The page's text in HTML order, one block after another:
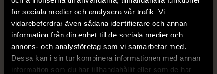
för sociala medier och analysera vår trafik. Vi
vidarebefordrar även sådana identifierare och annan
information från din enhet till de sociala medier och
annons- och analysföretag som vi samarbetar med.
Dessa kan i sin tur kombinera informationen med annan
information som du har tillhandahållit eller som de har
1/5
MISSONI
Missoni - Klänning -
Stickad - Grön - Premium
GIANFRANCO FERRE
STUDIO
Gianfranco Ferre Studio -